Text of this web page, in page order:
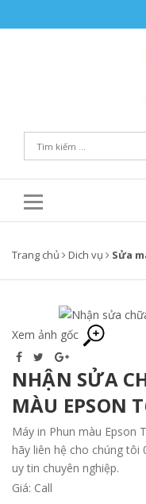
Trang chủ Dich vụ Sửa
Xem ảnh gốc
NHẬN SỬA
MÀU EPSON
Máy in Phun màu Epson
hãy liên hệ cho chúng tôi
uy tin chuyên nghiệp.
Giá: Call